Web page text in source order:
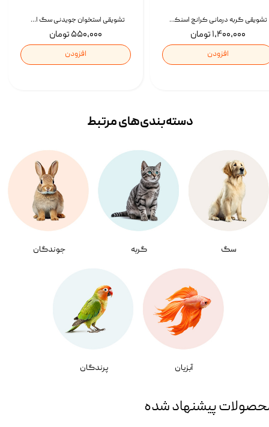
تشویقی استخوان جویدنی سگ اسنکی کرانچی با طعم مرغ Snacky Crunchy Munchy وزن 100 گرم
۵۵۰,۰۰۰ تومان
افزودن
تشویقی گربه درمانی کرانچ اسنکی با طعم میکس Snacky Crunch Cat Treats وزن 60 گرم بسته 4 عددی
۱,۴۰۰,۰۰۰ تومان
افزودن
سگ گربه جوندگان
آبزیان پرندگان
دسته‌بندی‌‌های مرتبط
پیشنهاد شده